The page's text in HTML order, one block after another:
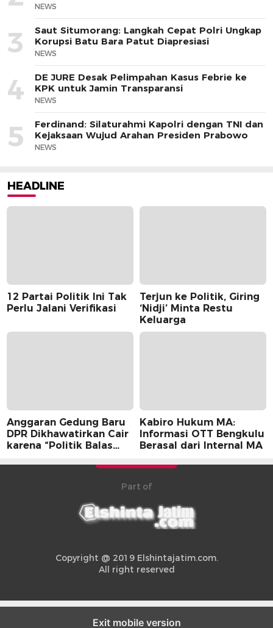
NEWS
3
Saut Situmorang: Langkah Cepat Polri Ungkap
Korupsi Batu Bara Patut Diapresiasi
NEWS
4
DE JURE Desak Pelimpahan Kasus Febrie ke
KPK untuk Jamin Transparansi
NEWS
5
Ferdinand: Silaturahmi Kapolri dengan TNI dan
Kejaksaan Wujud Arahan Presiden Prabowo
NEWS
HEADLINE
12 Partai Politik Ini Tak
Perlu Jalani Verifikasi
Terjun ke Politik, Giring
‘Nidji’ Minta Restu
Keluarga
Anggaran Gedung Baru
DPR Dikhawatirkan Cair
karena “Politik Balas
Kabiro Hukum MA:
Informasi OTT Bengkulu
Berasal dari Internal MA
Part of
Copyright @ 2019 Elshintajatim.com.
All right reserved
Exit mobile version